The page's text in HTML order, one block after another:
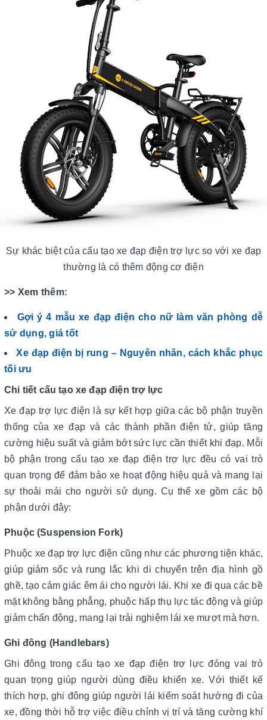
Sự khác biệt của cấu tạo xe đạp điện trợ lực so với xe đạp
thường là có thêm động cơ điện
>> Xem thêm:
Gợi ý 4 mẫu xe đạp điện cho nữ làm văn phòng dễ
sử dụng, giá tốt
Xe đạp điện bị rung – Nguyên nhân, cách khắc phục
tối ưu
Chi tiết cấu tạo xe đạp điện trợ lực
Xe đạp trợ lực điện là sự kết hợp giữa các bộ phận truyền
thống của xe đạp và các thành phần điện tử, giúp tăng
cường hiệu suất và giảm bớt sức lực cần thiết khi đạp. Mỗi
bộ phận trong cấu tạo xe đạp điện trợ lực đều có vai trò
quan trọng để đảm bảo xe hoạt động hiệu quả và mang lại
sự thoải mái cho người sử dụng. Cụ thể xe gồm các bộ
phận dưới đây:
Phuộc (Suspension Fork)
Phuộc xe đạp trợ lực điện cũng như các phương tiện khác,
giúp giảm sốc và rung lắc khi di chuyển trên địa hình gồ
ghề, tạo cảm giác êm ái cho người lái. Khi xe đi qua các bề
mặt không bằng phẳng, phuộc hấp thụ lực tác động và giúp
giảm chấn động, mang lại trải nghiệm lái xe mượt mà hơn.
Ghi đông (Handlebars)
Ghi đông trong cấu tạo xe đạp điện trợ lực đóng vai trò
quan trọng giúp người dùng điều khiển xe. Với thiết kế
thích hợp, ghi đông giúp người lái kiểm soát hướng đi của
xe, đồng thời hỗ trợ việc điều chỉnh vị trí và tăng cường khí